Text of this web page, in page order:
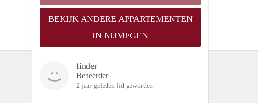
BEKIJK ANDERE APPARTEMENTEN
IN NIJMEGEN
finder
Beheerder
2 jaar geleden lid geworden